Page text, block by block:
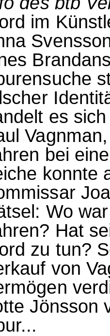
im
es
bei
konnte
Wo
Hat
zu tun?
von
Jönsson